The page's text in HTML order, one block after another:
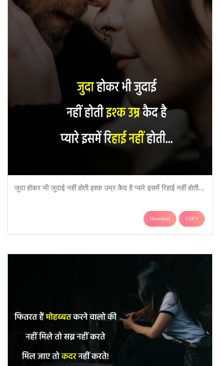
जुदा होकर भी जुदाई नहीं होती इश्क उम्र कैद है प्यारे इसमें रिहाई नहीं होती...
Download COPY